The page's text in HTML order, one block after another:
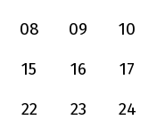
08
09 10
15
16 17
22
23 24